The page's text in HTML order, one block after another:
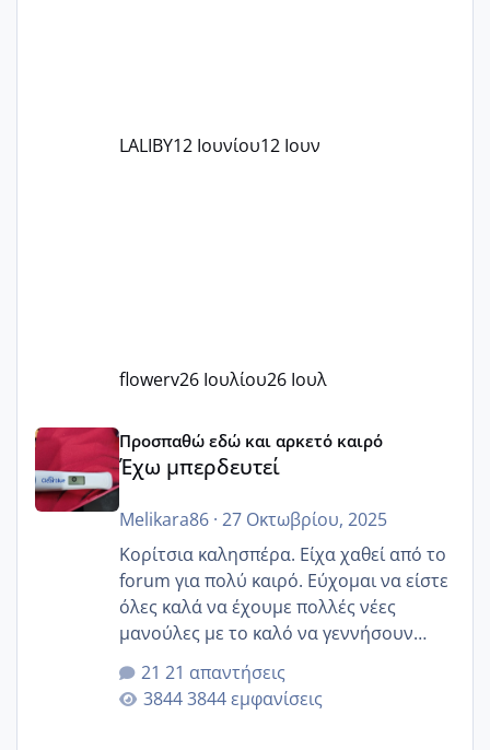
LALIBY12 Ιουνίου12 Ιουν
flowerv26 Ιουλίου26 Ιουλ
Έχω μπερδευτεί
Προσπαθώ εδώ και αρκετό καιρό
Έχω μπερδευτεί
Melikara86· 27 Οκτωβρίου, 2025
Κορίτσια καλησπέρα. Είχα χαθεί από το
forum για πολύ καιρό. Εύχομαι να είστε
όλες καλά να έχουμε πολλές νέες
μανούλες με το καλό να γεννήσουν
αυτές που ήδη περιμένουν. Να πάρουν
γερα μωράκια στην αγκαλίτσα τους
🙏🏼🙏🏼 Ας πάμε λοιπόν στο θέμα μου.
21 απαντήσεις
3844 εμφανίσεις